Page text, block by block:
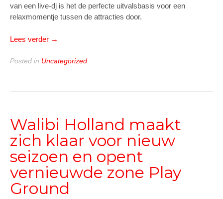
van een live-dj is het de perfecte uitvalsbasis voor een
relaxmomentje tussen de attracties door.
Lees verder “LEKKERGAAN:
open
→
Posted in Uncategorized
Walibi Holland maakt
zich klaar voor nieuw
seizoen en opent
vernieuwde zone Play
Ground